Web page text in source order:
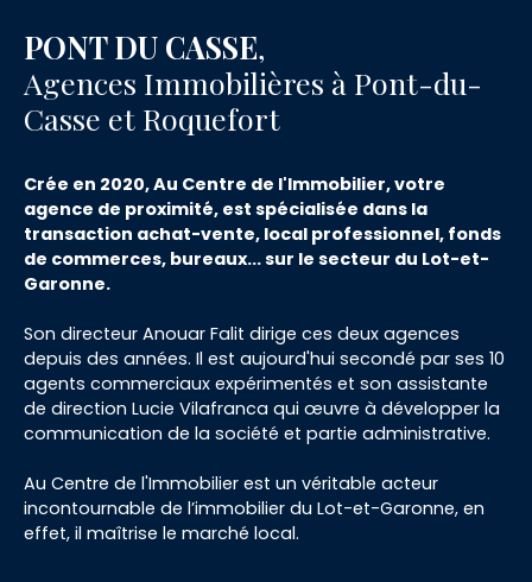
PONT DU CASSE,
Agences Immobilières à Pont-du-
Casse et Roquefort
Crée en 2020, Au Centre de l'Immobilier, votre
agence de proximité, est spécialisée dans la
transaction achat-vente, local professionnel, fonds
de commerces, bureaux... sur le secteur du Lot-et-
Garonne.
Son directeur Anouar Falit dirige ces deux agences
depuis des années. Il est aujourd'hui secondé par ses 10
agents commerciaux expérimentés et son assistante
de direction Lucie Vilafranca qui œuvre à développer la
communication de la société et partie administrative.
Au Centre de l'Immobilier est un véritable acteur
incontournable de l’immobilier du Lot-et-Garonne, en
effet, il maîtrise le marché local.